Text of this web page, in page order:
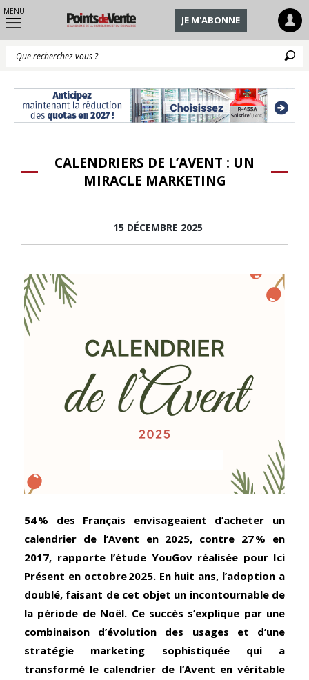
MENU
JE M'ABONNE
CALENDRIERS DE L’AVENT : UN
MIRACLE MARKETING
15 DÉCEMBRE 2025
54 % des Français envisageaient d’acheter un
calendrier de l’Avent en 2025, contre 27 % en
2017, rapporte l’étude YouGov réalisée pour Ici
Présent en octobre 2025. En huit ans, l’adoption a
doublé, faisant de cet objet un incontournable de
la période de Noël. Ce succès s’explique par une
combinaison d’évolution des usages et d’une
stratégie marketing sophistiquée qui a
transformé le calendrier de l’Avent en véritable